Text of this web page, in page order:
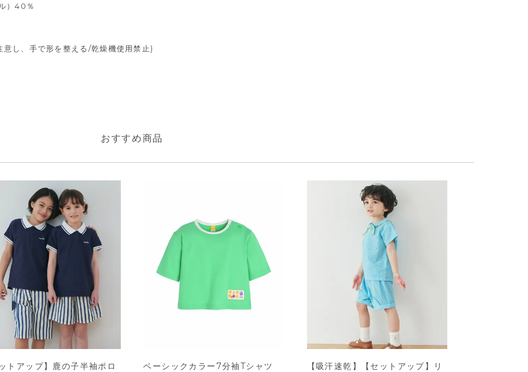
）40％
し、手で形を整える/乾燥機使用禁止)
おすすめ商品
トアップ】鹿の子半袖ポロ
ベーシックカラー7分袖Tシャツ
【吸汗速乾】【セットアップ】リ